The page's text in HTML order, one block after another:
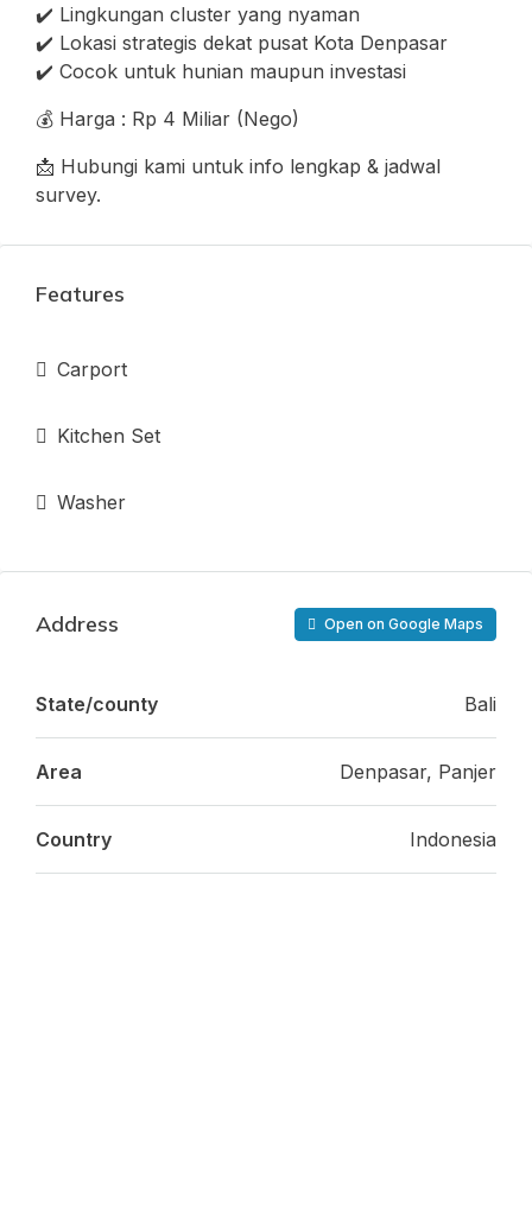
✔️ Lingkungan cluster yang nyaman
✔️ Lokasi strategis dekat pusat Kota Denpasar
✔️ Cocok untuk hunian maupun investasi
💰 Harga : Rp 4 Miliar (Nego)
📩 Hubungi kami untuk info lengkap & jadwal
survey.
Features
Carport
Kitchen Set
Washer
Address Open on Google Maps
State/county Bali
Area Denpasar, Panjer
Country Indonesia